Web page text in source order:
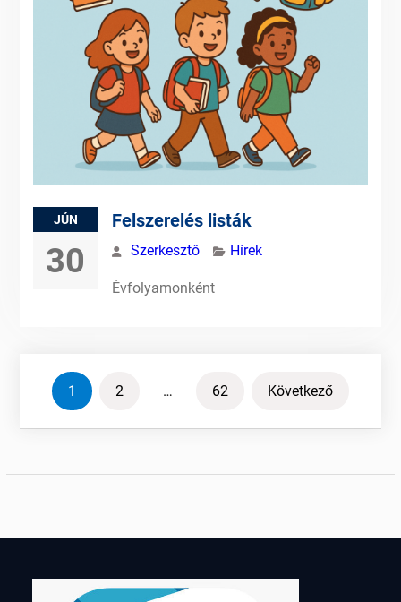
JÚN
30
Felszerelés listák
Szerkesztő Hírek
Évfolyamonként
Bejegyzések
lapozása
1 2 … 62 Következő